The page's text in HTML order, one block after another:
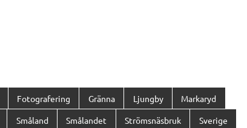
Fotografering Gränna Ljungby Markaryd
Småland Smålandet Strömsnäsbruk Sverige